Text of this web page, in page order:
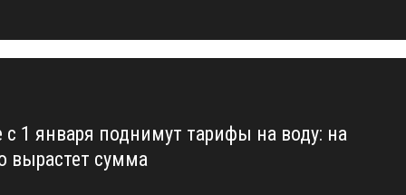
с 1 января поднимут тарифы на воду: на
вырастет сумма